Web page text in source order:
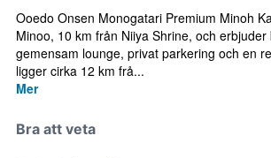
Ooedo Onsen Monogatari Premium Minoh
Minoo, 10 km från Niiya Shrine, och
gemensam lounge, privat parkering och en
ligger cirka 12 km frå...
Mer
Bra att veta